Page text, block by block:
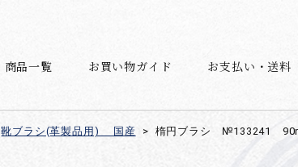
商品一覧 お買い物ガイド お支払い・送料
靴ブラシ(革製品用) 国産 > 楕円ブラシ №133241